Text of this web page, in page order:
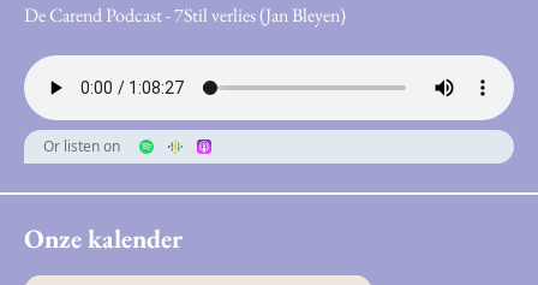
De Carend Podcast - 7Stil verlies (Jan Bleyen)
Or listen on
Onze kalender